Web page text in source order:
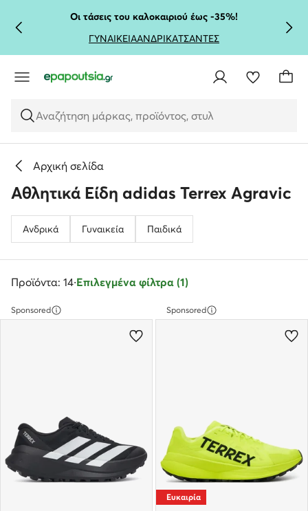
ΜΕΤΆΒΑΣΗ ΣΤΟ ΚΎΡΙΟ ΠΕΡΙΕΧΌΜΕΝΟ
ΜΕΤΆΒΑΣΗ ΣΤΗΝ ΑΝΑΖΉΤΗΣΗ
Οι τάσεις του καλοκαιριού έως -35%!
ΓΥΝΑΙΚΕΙΑΑΝΔΡΙΚΑΤΣΑΝΤΕΣ
Αναζήτηση μάρκας, προϊόντος, στυλ
Αρχική σελίδα
Αθλητικά Είδη adidas Terrex Agravic
Ανδρικά Γυναικεία Παιδικά
Προϊόντα: 14·Επιλεγμένα φίλτρα (1)
Sponsored Sponsored
Ευκαιρία